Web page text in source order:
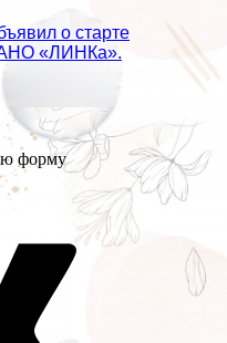
о старте
АНО «ЛИНКа».
форму